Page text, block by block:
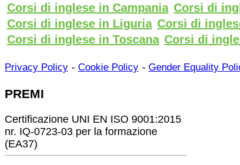
Corsi di inglese in Campania Corsi di
Corsi di inglese in Liguria Corsi di
Corsi di inglese in Toscana Corsi di
Privacy Policy - Cookie Policy - Gender Equality
PREMI
Certificazione UNI EN ISO 9001:2015
nr. IQ-0723-03 per la formazione
(EA37)